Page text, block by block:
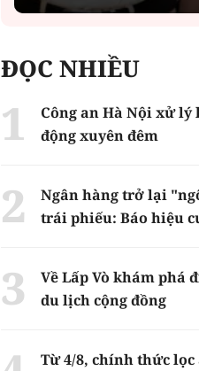
ĐỌC NHIỀU
Công an Hà Nội xử
động xuyên đêm
Ngân hàng trở lại
trái phiếu: Báo hiệu
Về Lấp Vò khám phá
du lịch cộng đồng
Từ 4/8, chính thức